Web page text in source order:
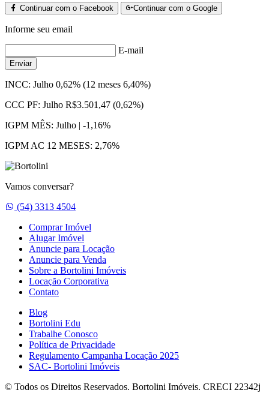
Continuar com o Facebook Continuar com o Google
Informe seu email
E-mail
Enviar
INCC: Julho 0,62% (12 meses 6,40%)
CCC PF: Julho R$3.501,47 (0,62%)
IGPM MÊS: Julho | -1,16%
IGPM AC 12 MESES: 2,76%
Vamos conversar?
Whatsapp
(54) 3313 4504
Comprar Imóvel
Alugar Imóvel
Anuncie para Locação
Anuncie para Venda
Sobre a Bortolini Imóveis
Locação Corporativa
Contato
Blog
Bortolini Edu
Trabalhe Conosco
Política de Privacidade
Regulamento Campanha Locação 2025
SAC- Bortolini Imóveis
© Todos os Direitos Reservados. Bortolini Imóveis. CRECI 22342j